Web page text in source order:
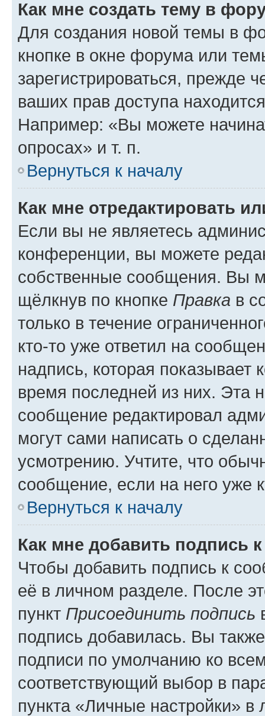
Как мне создать тему в
Для создания новой темы в
кнопке в окне форума или
зарегистрироваться, прежде
ваших прав доступа
Например: «Вы можете
опросах» и т. п.
Вернуться к началу
Как мне отредактировать
Если вы не являетесь
конференции, вы можете
собственные сообщения. Вы
щёлкнув по кнопке Правка в
только в течение
кто-то уже ответил на
надпись, которая показывает
время последней из них. Эта
сообщение редактировал
могут сами написать о
усмотрению. Учтите, что
сообщение, если на него уже
Вернуться к началу
Как мне добавить подпись
Чтобы добавить подпись к
её в личном разделе. После
пункт Присоединить подпись
подпись добавилась. Вы
подписи по умолчанию ко
соответствующий выбор в
пункта «Личные настройки»